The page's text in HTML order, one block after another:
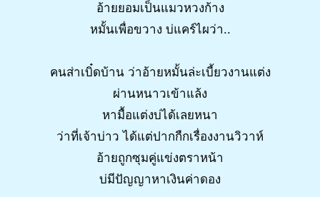
อ้ายยอมเป็นแมวหวงก้าง
หมั้นเพื่อขวาง บ่แคร์ไผว่า..
คนส่าเบิ๋ดบ้าน ว่าอ้ายหมั้นล่ะเบี้ยวงานแต่ง
ผ่านหนาวเข้าแล้ง
หามื้อแต่งบ่ได้เลยหนา
ว่าที่เจ้าบ่าว ได้แต่ปากกืกเรื่องงานวิวาห์
อ้ายถูกซุมคู่แข่งตราหน้า
บ่มีปัญญาหาเงินค่าดอง